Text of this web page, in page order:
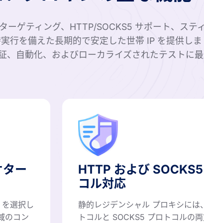
ーゲティング、HTTP/SOCKS5 サポート、ステ
行を備えた長期的で安定した世帯 IP を提供しま
、自動化、およびローカライズされたテストに
ー
選択し
のコン
HTTP および
コル対応
静的レジデンシャル プロキシには
トコルと SOCKS5 プロトコルの